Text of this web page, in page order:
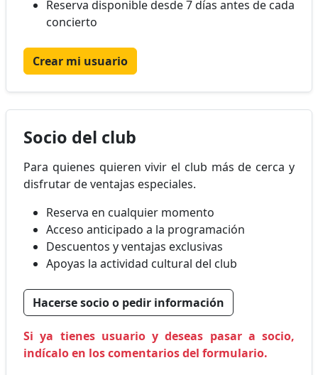
Reserva disponible desde 7 días antes de cada
concierto
Crear mi usuario
Socio del club
Para quienes quieren vivir el club más de cerca y
disfrutar de ventajas especiales.
Reserva en cualquier momento
Acceso anticipado a la programación
Descuentos y ventajas exclusivas
Apoyas la actividad cultural del club
Hacerse socio o pedir información
Si ya tienes usuario y deseas pasar a socio,
indícalo en los comentarios del formulario.